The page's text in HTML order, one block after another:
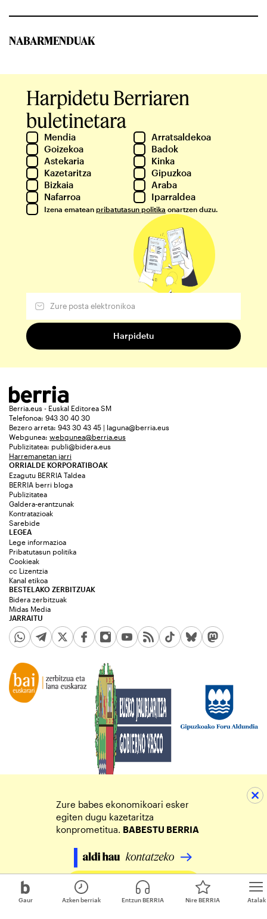
Gaur Atalak
Azken berriak Entzun BERRIA Nire BERRIA
NABARMENDUAK
Harpidetu Berriaren
buletinetara
Mendia
Arratsaldekoa
Goizekoa
Badok
Astekaria
Kinka
Kazetaritza
Gipuzkoa
Bizkaia
Araba
Nafarroa
Iparraldea
Izena ematean pribatutasun politika onartzen duzu.
Berria.eus - Euskal Editorea SM
Telefonoa: 943 30 40 30
Bezero arreta: 943 30 43 45 | laguna@berria.eus
Webgunea: webgunea@berria.eus
Publizitatea: publi@bidera.eus
Harremanetan jarri
ORRIALDE KORPORATIBOAK
Ezagutu BERRIA Taldea
BERRIA berri bloga
Publizitatea
Galdera-erantzunak
Kontratazioak
Sarebide
JARRAITU
LEGEA
Lege informazioa
Pribatutasun politika
Cookieak
cc Lizentzia
Kanal etikoa
BESTELAKO ZERBITZUAK
Bidera zerbitzuak
Midas Media
Zure babes ekonomikoari esker
egiten dugu kazetaritza
konprometitua. BABESTU BERRIA
Egin zure ekarpena